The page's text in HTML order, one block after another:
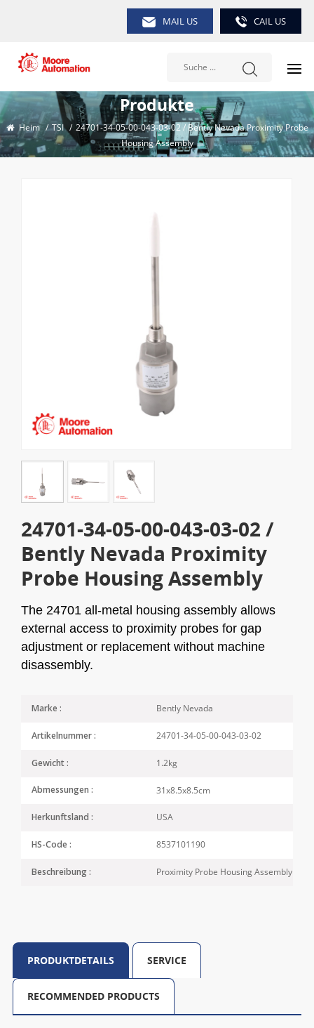
MAIL US CAIL US
Produkte
Heim / TSI / 24701-34-05-00-043-03-02 / Bently Nevada Proximity Probe
Housing Assembly
24701-34-05-00-043-03-02 /
Bently Nevada Proximity
Probe Housing Assembly
The 24701 all-metal housing assembly allows
external access to proximity probes for gap
adjustment or replacement without machine
disassembly.
Marke : Bently Nevada
Artikelnummer : 24701-34-05-00-043-03-02
Gewicht : 1.2kg
Abmessungen : 31x8.5x8.5cm
Herkunftsland : USA
HS-Code : 8537101190
Beschreibung : Proximity Probe Housing Assembly
PRODUKTDETAILS SERVICE
RECOMMENDED PRODUCTS